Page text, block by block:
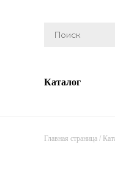
Каталог
Главная страница /